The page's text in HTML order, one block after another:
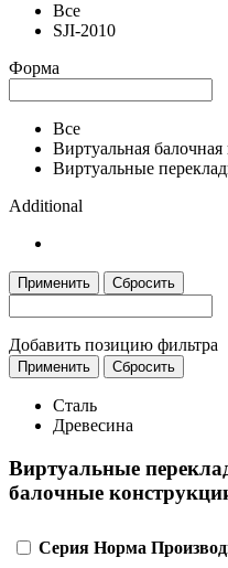
Все
SJI-2010
Форма
Все
Виртуальная балочная
Виртуальные
Additional
Применить Сбросить
Добавить позицию фильтра
Применить Сбросить
Сталь
Древесина
Виртуальные
балочные
Серия Норма